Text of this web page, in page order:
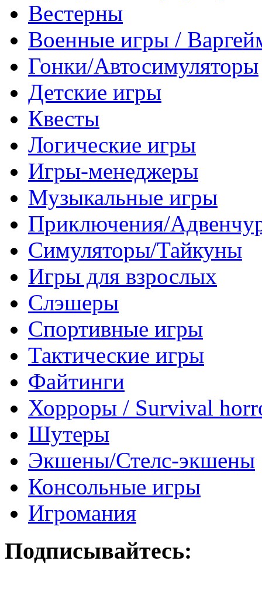
Вестерны
Военные игры /
Гонки/Автосимуляторы
Детские игры
Квесты
Логические игры
Игры-менеджеры
Музыкальные игры
Приключения/
Симуляторы/Тайкуны
Игры для взрослых
Слэшеры
Спортивные игры
Тактические игры
Файтинги
Хорроры / Survival
Шутеры
Экшены/Стелс-экшены
Консольные игры
Игромания
Подписывайтесь: